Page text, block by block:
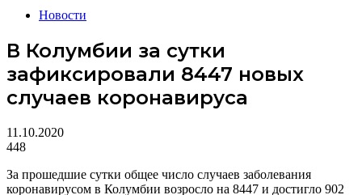
Новости
В Колумбии за сутки
зафиксировали 8447 новых
случаев коронавируса
11.10.2020
448
За прошедшие сутки общее число случаев заболевания
коронавирусом в Колумбии возросло на 8447 и достигло 902